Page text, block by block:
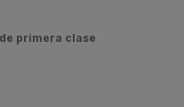
primera clase